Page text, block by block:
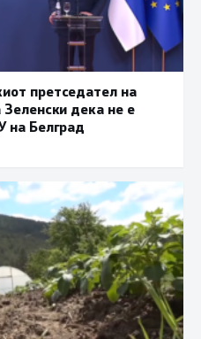
претседател на
Зеленски дека не е
на Белград